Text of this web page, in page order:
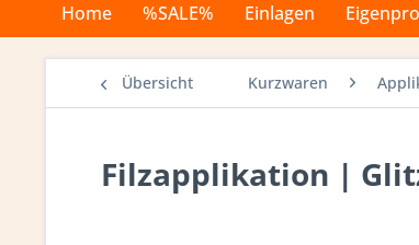
Home %SALE% Einlagen
Übersicht Kurzwaren
Filzapplikation |